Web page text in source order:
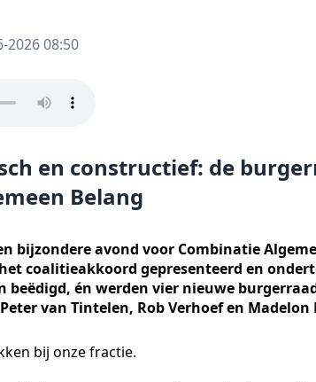
2026 08:50
en constructief: de
Belang
bijzondere avond voor Combinatie
coalitieakkoord gepresenteerd en
beëdigd, én werden vier nieuwe
van Tintelen, Rob Verhoef en Madelon
bij onze fractie.